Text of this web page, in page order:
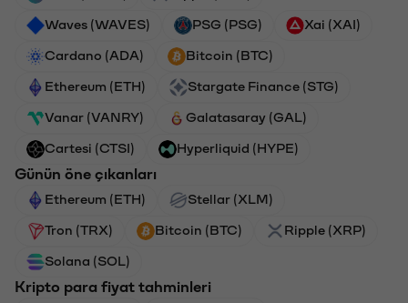
Waves (WAVES) PSG (PSG) Xai (XAI)
Cardano (ADA) Bitcoin (BTC)
Ethereum (ETH) Stargate Finance (STG)
Vanar (VANRY) Galatasaray (GAL)
Cartesi (CTSI) Hyperliquid (HYPE)
Günün öne çıkanları
Ethereum (ETH) Stellar (XLM)
Tron (TRX) Bitcoin (BTC) Ripple (XRP)
Solana (SOL)
Kripto para fiyat tahminleri